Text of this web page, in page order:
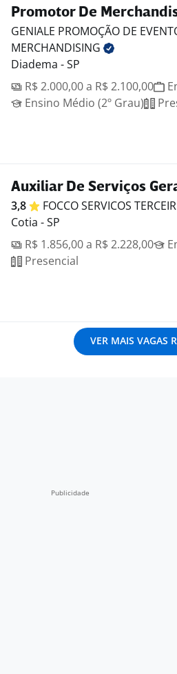
Promotor De
GENIALE PROMOÇÃO DE
MERCHANDISING
Diadema - SP
R$ 2.000,00 a R$ 2.100,00
Ensino Médio (2º Grau)
Auxiliar De Serviços
3,8 FOCCO SERVICOS
Cotia - SP
R$ 1.856,00 a R$ 2.228,00
Presencial
VER MAIS VAGAS